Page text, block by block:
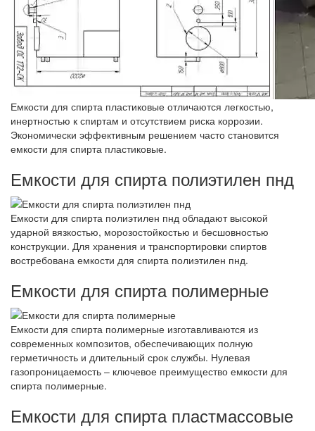
Емкости для спирта пластиковые отличаются легкостью,
инертностью к спиртам и отсутствием риска коррозии.
Экономически эффективным решением часто становится
емкости для спирта пластиковые.
Емкости для спирта полиэтилен пнд
Емкости для спирта полиэтилен пнд обладают высокой
ударной вязкостью, морозостойкостью и бесшовностью
конструкции. Для хранения и транспортировки спиртов
востребована емкости для спирта полиэтилен пнд.
Емкости для спирта полимерные
Емкости для спирта полимерные изготавливаются из
современных композитов, обеспечивающих полную
герметичность и длительный срок службы. Нулевая
газопроницаемость – ключевое преимущество емкости для
спирта полимерные.
Емкости для спирта пластмассовые